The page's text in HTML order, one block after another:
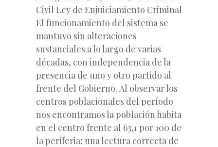
Civil Ley de Enjuiciamiento Criminal
El funcionamiento del sistema se
mantuvo sin alteraciones
sustanciales a lo largo de varias
décadas, con independencia de la
presencia de uno y otro partido al
frente del Gobierno. Al observar los
centros poblacionales del período
nos encontramos la población habita
en el centro frente al 63,1 por 100 de
la periferia; una lectura correcta de